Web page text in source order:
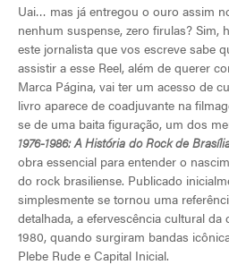
Uai… mas já entregou o ouro assim
nenhum suspense, zero firulas? Sim,
este jornalista que vos escreve sabe
assistir a esse Reel, além de querer
Marca Página, vai ter um acesso de
livro aparece de coadjuvante na
se de uma baita figuração, um dos
1976-1986: A História do Rock de
obra essencial para entender o
do rock brasiliense. Publicado
simplesmente se tornou uma
detalhada, a efervescência cultural da
1980, quando surgiram bandas
Plebe Rude e Capital Inicial.